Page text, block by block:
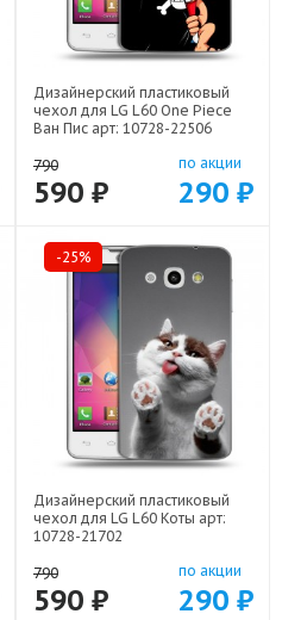
Дизайнерский пластиковый
чехол для LG L60 One Piece
Ван Пис арт: 10728-22506
790
590 ₽
по акции
290 ₽
-25%
Дизайнерский пластиковый
чехол для LG L60 Коты арт:
10728-21702
790
590 ₽
по акции
290 ₽